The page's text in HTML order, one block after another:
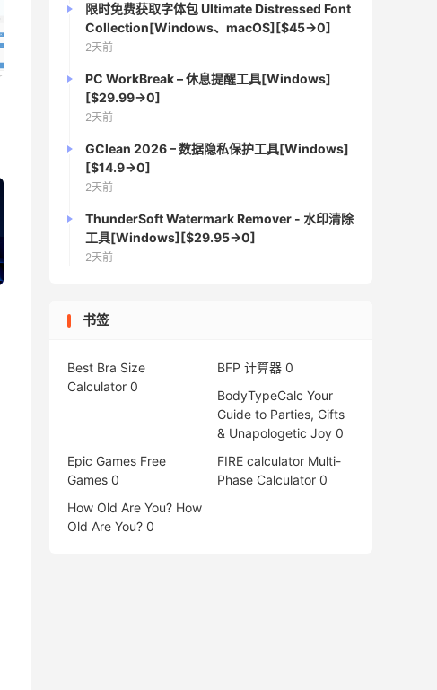
限时免费获取字体包 Ultimate Distressed Font
Collection[Windows、macOS][$45→0]
2天前
PC WorkBreak – 休息提醒工具[Windows]
[$29.99→0]
2天前
GClean 2026 – 数据隐私保护工具[Windows]
[$14.9→0]
2天前
ThunderSoft Watermark Remover - 水印清除
工具[Windows][$29.95→0]
2天前
书签
Best Bra Size
Calculator 0
BFP 计算器 0
BodyTypeCalc Your
Guide to Parties, Gifts
& Unapologetic Joy 0
Epic Games Free
Games 0
FIRE calculator Multi-
Phase Calculator 0
How Old Are You? How
Old Are You? 0